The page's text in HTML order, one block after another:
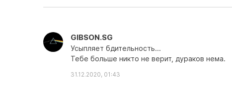
GIBSON.SG
Усыпляет бдительность...
Тебе больше никто не верит, дураков нема.
31.12.2020, 01:43